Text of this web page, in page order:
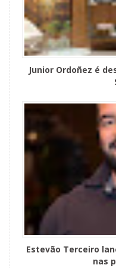
Junior Ordoñez é
Estevão Terceiro
nas